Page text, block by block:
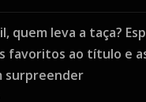
quem leva a taça?
favoritos ao título e
surpreender